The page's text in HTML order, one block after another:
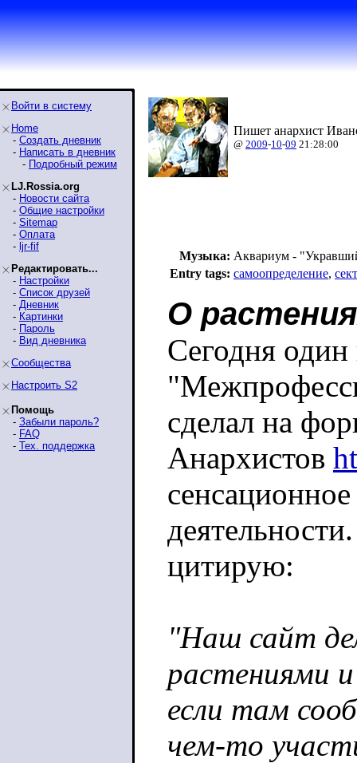
Войти в систему
Home
- Создать дневник
- Написать в дневник
- Подробный режим
LJ.Rossia.org
- Новости сайта
- Общие настройки
- Sitemap
- Оплата
- ljr-fif
Редактировать...
- Настройки
- Список друзей
- Дневник
- Картинки
- Пароль
- Вид дневника
Сообщества
Настроить S2
Помощь
- Забыли пароль?
- FAQ
- Тех. поддержка
Пишет анархист
@ 2009-10-09 21:28:00
Музыка: Аквариум -
Entry tags: самоопределение,
О
Сегодня один
сделал на
Анархистов
цитирую:
"Наш сайт
растениями
если там
чем-то